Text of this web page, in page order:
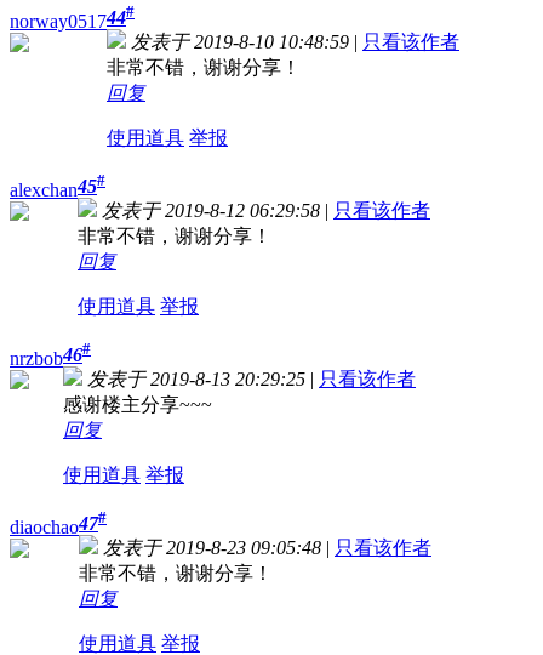
norway051744#
发表于 2019-8-10 10:48:59 | 只看该作者
非常不错，谢谢分享！
回复
使用道具 举报
alexchan45#
发表于 2019-8-12 06:29:58 | 只看该作者
非常不错，谢谢分享！
回复
使用道具 举报
nrzbob46#
发表于 2019-8-13 20:29:25 | 只看该作者
感谢楼主分享~~~
回复
使用道具 举报
diaochao47#
发表于 2019-8-23 09:05:48 | 只看该作者
非常不错，谢谢分享！
回复
使用道具 举报